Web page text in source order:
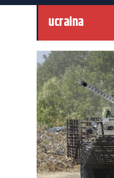
ucraina